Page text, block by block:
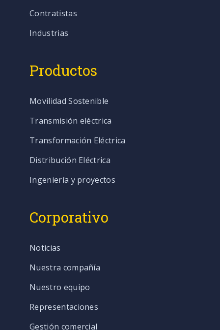
Contratistas
Industrias
Productos
Movilidad Sostenible
Transmisión eléctrica
Transformación Eléctrica
Distribución Eléctrica
Ingeniería y proyectos
Corporativo
Noticias
Nuestra compañía
Nuestro equipo
Representaciones
Gestión comercial